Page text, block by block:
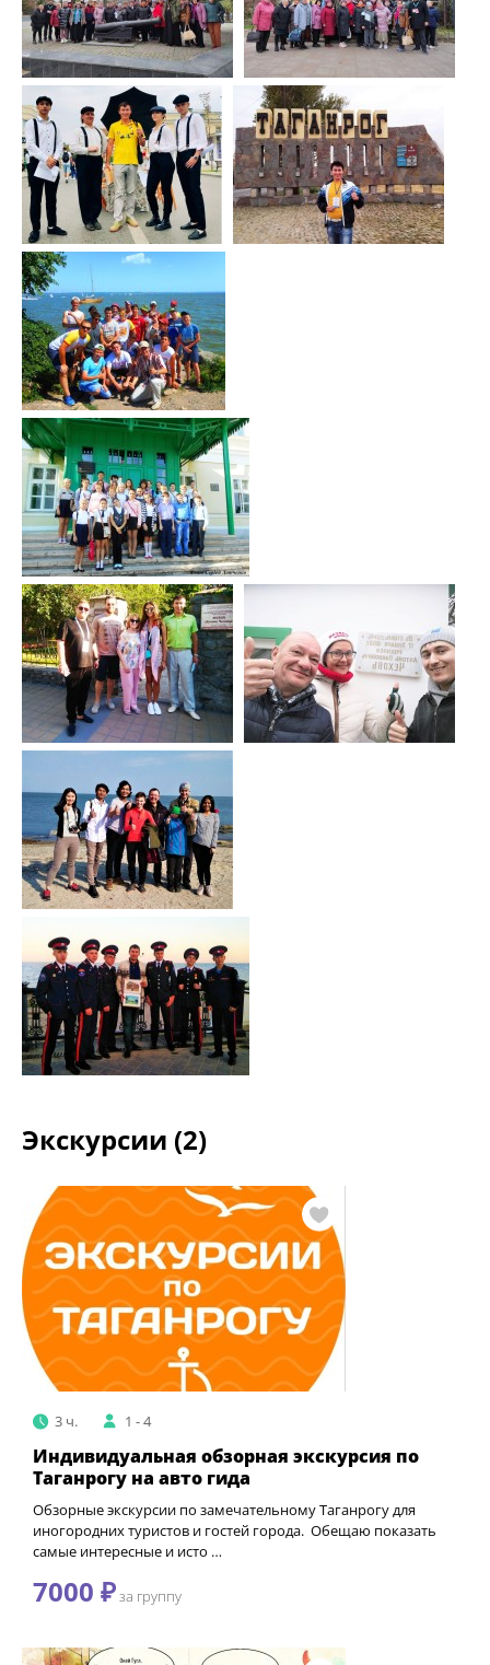
Экскурсии (2)
3 ч. 1 - 4
Индивидуальная обзорная экскурсия по
Таганрогу на авто гида
Обзорные экскурсии по замечательному Таганрогу для
иногородних туристов и гостей города. Обещаю показать
самые интересные и исто …
7000 ₽за группу